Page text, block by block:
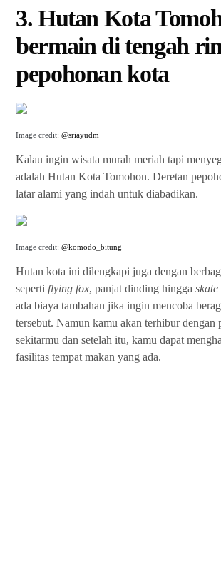
3. Hutan Kota
bermain di tengah
pepohonan kota
Image credit: @sriayudm
Kalau ingin wisata murah meriah tapi
adalah Hutan Kota Tomohon. Deretan
latar alami yang indah untuk diabadikan.
Image credit: @komodo_bitung
Hutan kota ini dilengkapi juga dengan
seperti flying fox, panjat dinding hingga
ada biaya tambahan jika ingin mencoba
tersebut. Namun kamu akan terhibur dengan
sekitarmu dan setelah itu, kamu dapat
fasilitas tempat makan yang ada.